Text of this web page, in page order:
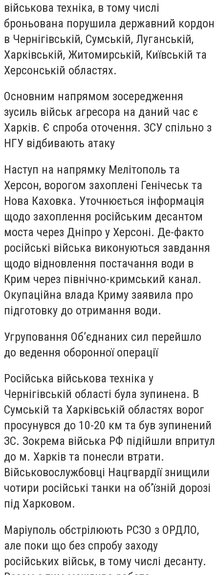
військова техніка, в тому числі
броньована порушила державний кордон
в Чернігівській, Сумській, Луганській,
Харківській, Житомирській, Київській та
Херсонській областях.
Основним напрямом зосередження
зусиль військ агресора на даний час є
Харків. Є спроба оточення. ЗСУ спільно з
НГУ відбивають атаку
Наступ на напрямку Мелітополь та
Херсон, ворогом захоплені Генічеськ та
Нова Каховка. Уточнюється інформація
щодо захоплення російським десантом
моста через Дніпро у Херсоні. Де-факто
російські війська виконуються завдання
щодо відновлення постачання води в
Крим через північно-кримський канал.
Окупаційна влада Криму заявила про
підготовку до отримання води.
Угруповання Об’єднаних сил перейшло
до ведення оборонної операції
Російська військова техніка у
Чернігівській області була зупинена. В
Сумській та Харківській областях ворог
просунувся до 10-20 км та був зупинений
ЗС. Зокрема війська РФ підійшли впритул
до м. Харків та понесли втрати.
Військовослужбовці Нацгвардії знищили
чотири російські танки на об’їзній дорозі
під Харковом.
Маріуполь обстрілюють РСЗО з ОРДЛО,
але поки що без спробу заходу
російських військ, в тому числі десанту.